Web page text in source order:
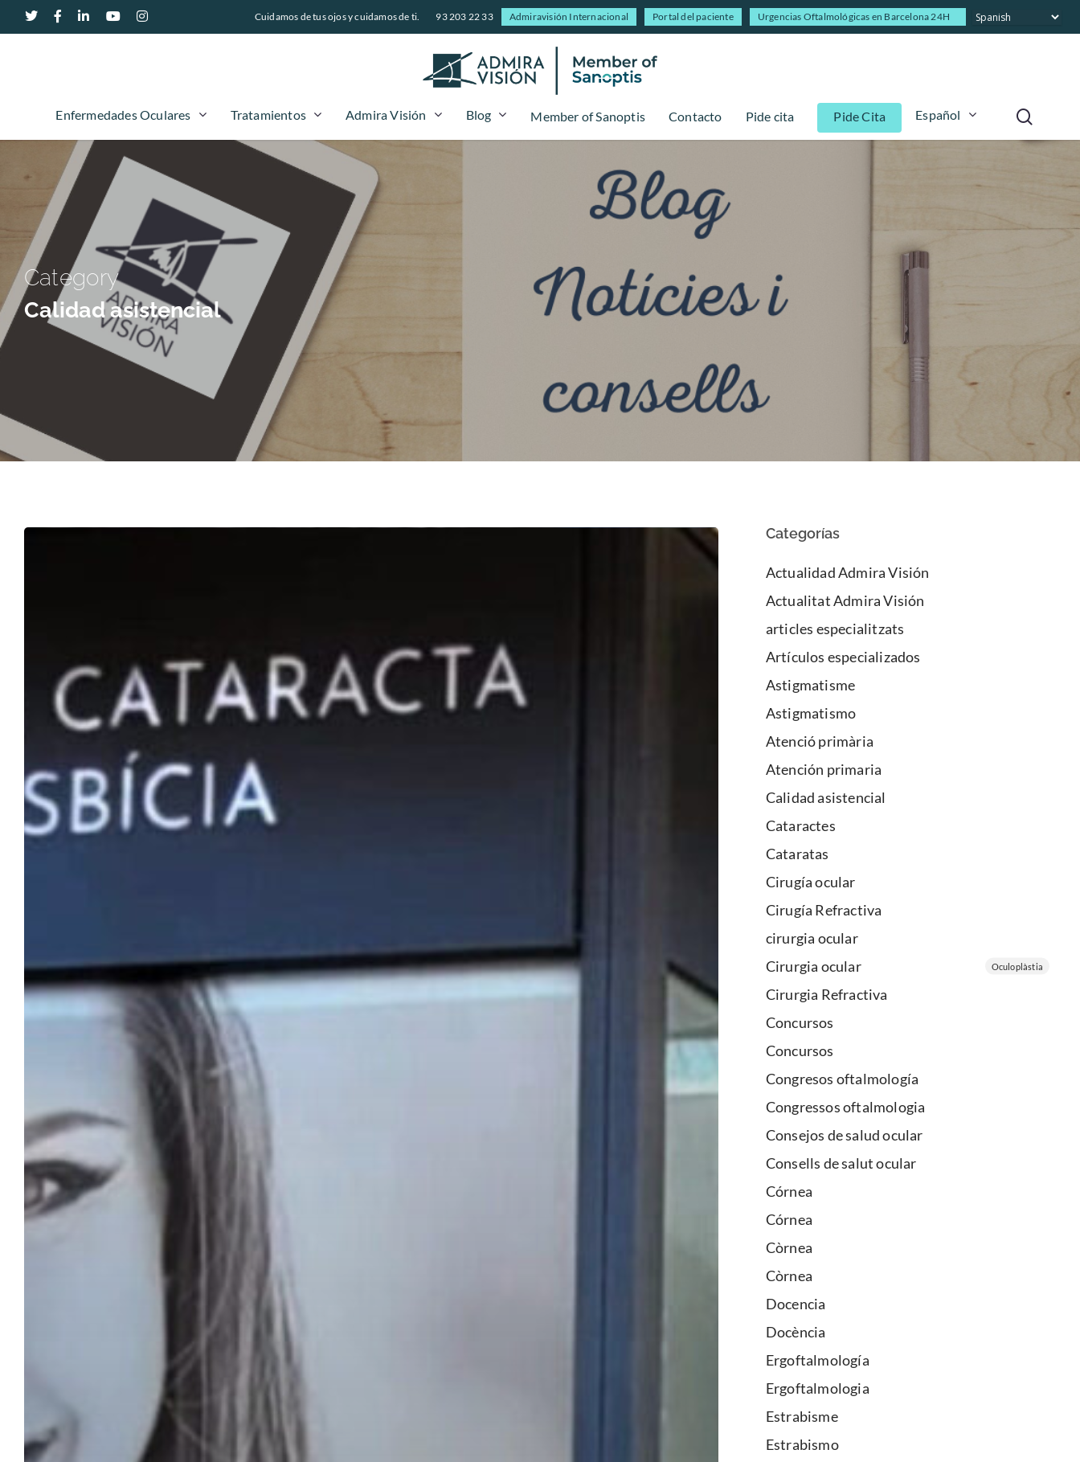
Cuidamos de tus ojos y cuidamos de ti. 93 203 22 33 Admiravisión Internacional Portal del paciente Urgencias Oftalmológicas en Barcelona 24H
Hit enter to search or ESC to close
Enfermedades Oculares Tratamientos Admira Visión Blog Member of Sanoptis Contacto Pide cita Pide Cita Español
Category
Calidad asistencial
Categorías
Actualidad Admira Visión
Actualitat Admira Visión
articles especialitzats
Artículos especializados
Astigmatisme
Astigmatismo
Atenció primària
Atención primaria
Calidad asistencial
Cataractes
Cataratas
Cirugía ocular
Cirugía Refractiva
cirurgia ocular
Cirurgia ocular
Oculoplàstia
Cirurgia Refractiva
Concursos
Concursos
Congresos oftalmología
Congressos oftalmologia
Consejos de salud ocular
Consells de salut ocular
Córnea
Córnea
Còrnea
Còrnea
Docencia
Docència
Ergoftalmología
Ergoftalmologia
Estrabisme
Estrabismo